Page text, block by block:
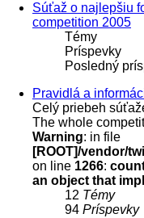
Súťaž o najlepšiu
competition 2005
Témy
Príspevky
Posledný
Pravidlá a
Celý priebeh
The whole
Warning: in file
[ROOT]/vendor/
on line 1266:
an object that
12 Témy
94 Príspevky